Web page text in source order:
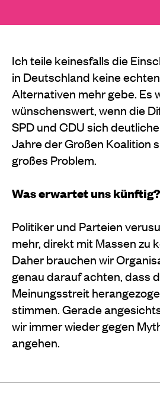
Ich teile keinesfalls die
in Deutschland keine
Alternativen mehr gebe. Es
wünschenswert, wenn die
SPD und CDU sich
Jahre der Großen Koalition
großes Problem.
Was erwartet uns künftig?
Politiker und Parteien
mehr, direkt mit Massen zu
Daher brauchen wir
genau darauf achten, dass
Meinungsstreit
stimmen. Gerade
wir immer wieder gegen
angehen.